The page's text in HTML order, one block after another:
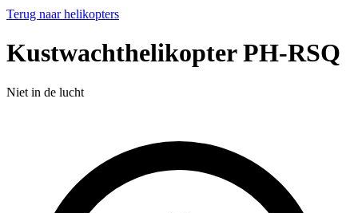
Terug naar helikopters
Kustwachthelikopter PH-RSQ
Niet in de lucht